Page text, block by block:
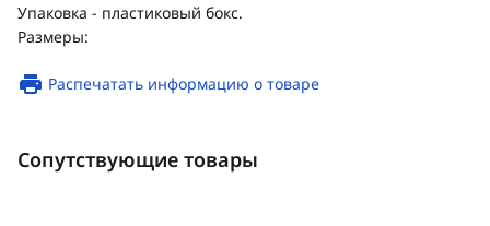
Упаковка - пластиковый бокс.
Размеры:
Распечатать информацию о товаре
Сопутствующие товары